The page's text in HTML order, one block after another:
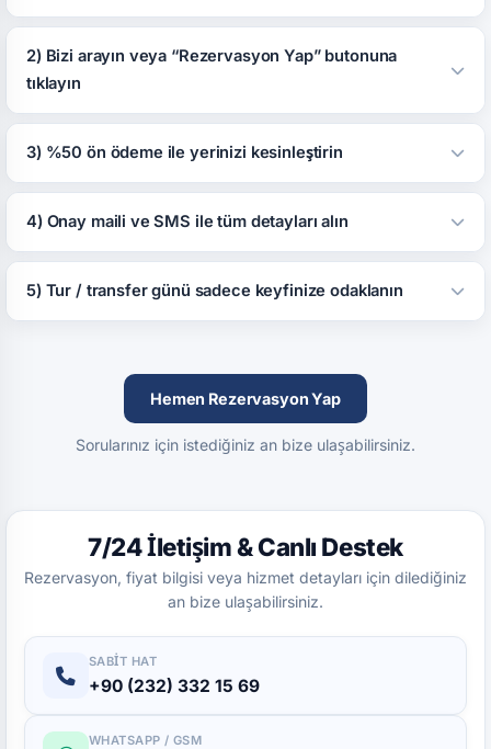
2) Bizi arayın veya “Rezervasyon Yap” butonuna
tıklayın
3) %50 ön ödeme ile yerinizi kesinleştirin
4) Onay maili ve SMS ile tüm detayları alın
5) Tur / transfer günü sadece keyfinize odaklanın
Hemen Rezervasyon Yap
Sorularınız için istediğiniz an bize ulaşabilirsiniz.
7/24 İletişim & Canlı Destek
Rezervasyon, fiyat bilgisi veya hizmet detayları için dilediğiniz
an bize ulaşabilirsiniz.
SABIT HAT
+90 (232) 332 15 69
WHATSAPP / GSM